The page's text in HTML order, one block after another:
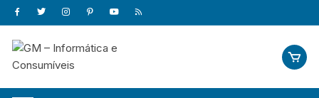
Skip
to
content